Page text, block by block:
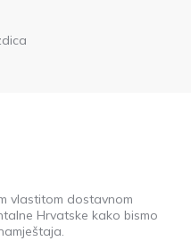
vlastitom dostavnom
Hrvatske kako bismo